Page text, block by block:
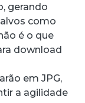
gerando
como
é o que
download
em JPG,
a agilidade